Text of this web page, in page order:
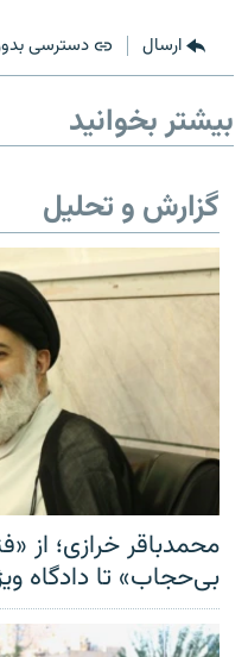
ارسال دسترسی
بیشتر بخوانید
گزارش و تحلیل
محمدباقر خرازی؛ از
بی‌حجاب» تا دادگاه